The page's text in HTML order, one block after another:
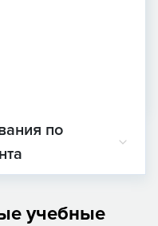
по
учебные